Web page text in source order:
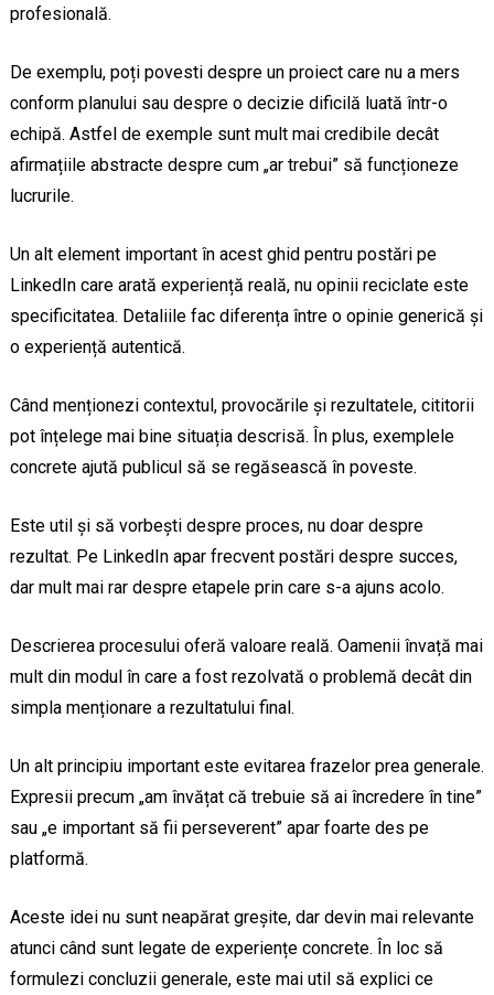
profesională.
De exemplu, poți povesti despre un proiect care nu a mers
conform planului sau despre o decizie dificilă luată într-o
echipă. Astfel de exemple sunt mult mai credibile decât
afirmațiile abstracte despre cum „ar trebui” să funcționeze
lucrurile.
Un alt element important în acest ghid pentru postări pe
LinkedIn care arată experiență reală, nu opinii reciclate este
specificitatea. Detaliile fac diferența între o opinie generică și
o experiență autentică.
Când menționezi contextul, provocările și rezultatele, cititorii
pot înțelege mai bine situația descrisă. În plus, exemplele
concrete ajută publicul să se regăsească în poveste.
Este util și să vorbești despre proces, nu doar despre
rezultat. Pe LinkedIn apar frecvent postări despre succes,
dar mult mai rar despre etapele prin care s-a ajuns acolo.
Descrierea procesului oferă valoare reală. Oamenii învață mai
mult din modul în care a fost rezolvată o problemă decât din
simpla menționare a rezultatului final.
Un alt principiu important este evitarea frazelor prea generale.
Expresii precum „am învățat că trebuie să ai încredere în tine”
sau „e important să fii perseverent” apar foarte des pe
platformă.
Aceste idei nu sunt neapărat greșite, dar devin mai relevante
atunci când sunt legate de experiențe concrete. În loc să
formulezi concluzii generale, este mai util să explici ce